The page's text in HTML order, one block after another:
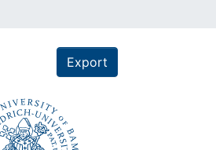
Export